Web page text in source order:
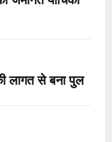
लागत से बना पुल